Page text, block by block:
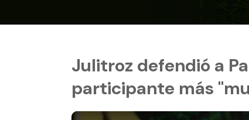
Julitroz defendió a
participante más